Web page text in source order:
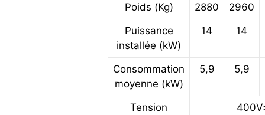
Poids (Kg) 2880
2960
Puissance
installée (kW)
14 14
Consommation
moyenne (kW)
5,9 5,9
Tension